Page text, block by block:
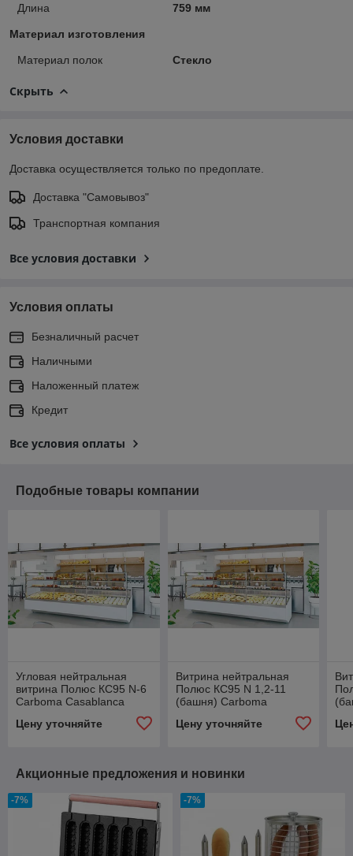
Длина
759 мм
Материал изготовления
Материал полок Стекло
Скрыть
Условия доставки
Доставка осуществляется только по предоплате.
Доставка "Самовывоз"
Транспортная компания
Все условия доставки
Условия оплаты
Безналичный расчет
Наличными
Наложенный платеж
Кредит
Все условия оплаты
Подобные товары компании
Угловая нейтральная
витрина Полюс КС95 N-6
Carboma Casablanca
Цену уточняйте
Витрина нейтральная
Полюс КС95 N 1,2-11
(башня) Carboma
Цену уточняйте
Акционные предложения и новинки
-7% -7%